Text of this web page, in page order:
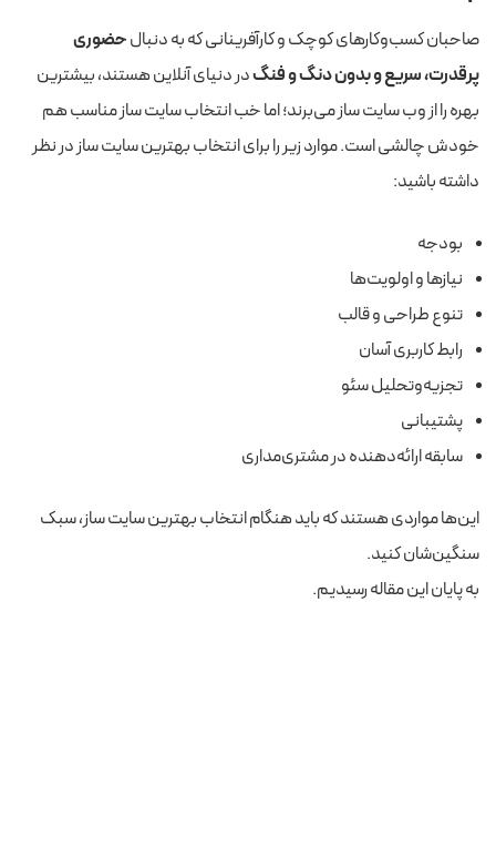
صاحبان کسب‌وکارهای کوچک و کارآفرینانی که به دنبالحضوری
پرقدرت، سریع و بدون دنگ‌ و فنگدر دنیای آنلاین هستند، بیشترین
بهره را از وب سایت ساز می‌برند؛ اما خب انتخاب سایت ساز مناسب هم
خودش چالشی است. موارد زیر را برای انتخاب بهترین سایت ساز در نظر
داشته باشید:
بودجه
نیاز‌ها و اولویت‌ها
تنوع طراحی و قالب
رابط کاربری آسان
تجزیه‌وتحلیل سئو
پشتیبانی
سابقه ارائه‌دهنده در مشتری‌مداری
این‌ها مواردی هستند که باید هنگام انتخاب بهترین سایت‌ ساز، سبک
سنگین‌شان کنید.
به پایان این مقاله رسیدیم.